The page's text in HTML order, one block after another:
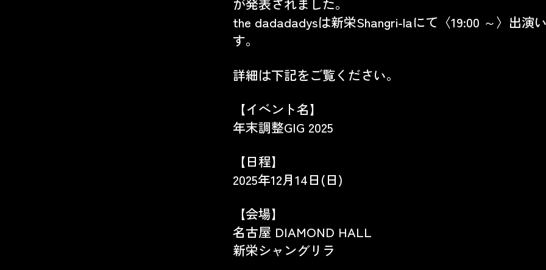
が発表されました。
the dadadadysは新栄Shangri-laにて〈19:00 ～〉出演
す。
詳細は下記をご覧ください。
【イベント名】
年末調整GIG 2025
【日程】
2025年12月14日(日)
【会場】
名古屋 DIAMOND HALL
新栄シャングリラ